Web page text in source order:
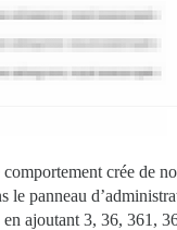
crée de
le panneau
en ajoutant 3, 36, 361,